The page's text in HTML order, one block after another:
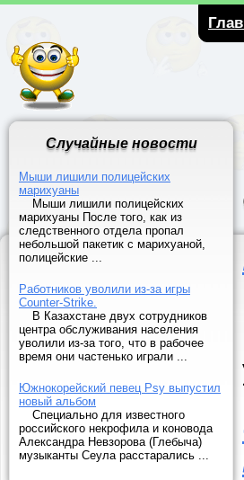
Случайные новости
Мыши лишили полицейских
марихуаны
Мыши лишили полицейских
марихуаны После того, как из
следственного отдела пропал
небольшой пакетик с марихуаной,
полицейские ...
Работников уволили из-за игры
Counter-Strike.
В Казахстане двух сотрудников
центра обслуживания населения
уволили из-за того, что в рабочее
время они частенько играли ...
Южнокорейский певец Psy выпустил
новый альбом
Специально для известного
российского некрофила и коновода
Александра Невзорова (Глебыча)
музыканты Сеула расстарались ...